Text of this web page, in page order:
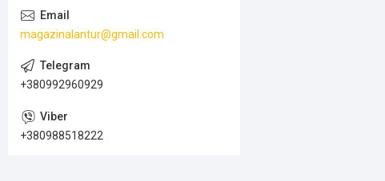
magazinalantur@gmail.com
+380992960929
+380988518222